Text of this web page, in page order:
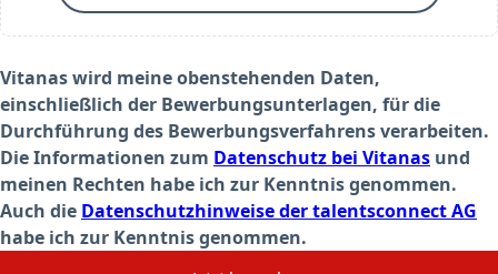
Vitanas wird meine obenstehenden Daten,
einschließlich der Bewerbungsunterlagen, für die
Durchführung des Bewerbungsverfahrens verarbeiten.
Die Informationen zum Datenschutz bei Vitanas und
meinen Rechten habe ich zur Kenntnis genommen.
Auch die Datenschutzhinweise der talentsconnect AG
habe ich zur Kenntnis genommen.